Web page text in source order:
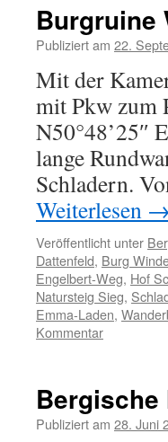
Burgruine
Publiziert am 22.
Mit der
mit Pkw zum
N50°48’25″
lange
Schladern.
Weiterlesen →
Veröffentlicht unter
Dattenfeld, Burg
Engelbert-Weg, Hof
Natursteig Sieg,
Emma-Laden,
Kommentar
Publiziert am 28. Juni